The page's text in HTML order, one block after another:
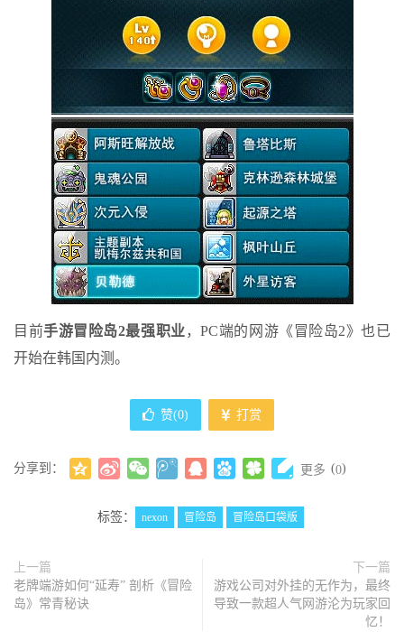
目前手游冒险岛2最强职业，PC端的网游《冒险岛2》也已
开始在韩国内测。
赞(0) 打赏
分享到： 更多 (0)
标签： nexon 冒险岛 冒险岛口袋版
上一篇
老牌端游如何“延寿” 剖析《冒险
岛》常青秘诀
下一篇
游戏公司对外挂的无作为，最终
导致一款超人气网游沦为玩家回
忆！